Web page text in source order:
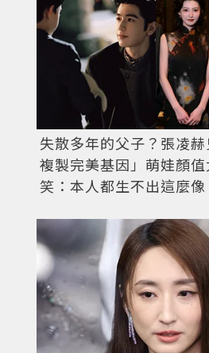
失散多年的父子？張凌
複製完美基因」萌娃顏
笑：本人都生不出這麼像